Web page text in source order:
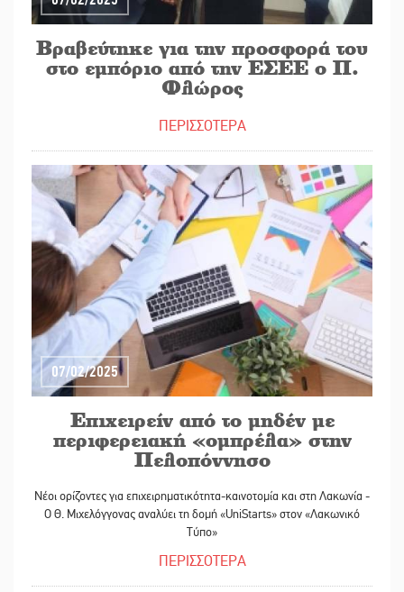
Βραβεύτηκε για την προσφορά του
στο εμπόριο από την ΕΣΕΕ ο Π.
Φλώρος
ΠΕΡΙΣΣΟΤΕΡΑ
07/02/2025
Επιχειρείν από το μηδέν με
περιφερειακή «ομπρέλα» στην
Πελοπόννησο
Νέοι ορίζοντες για επιχειρηματικότητα-καινοτομία και στη Λακωνία -
Ο Θ. Μιχελόγγονας αναλύει τη δομή «UniStarts» στον «Λακωνικό
Τύπο»
ΠΕΡΙΣΣΟΤΕΡΑ